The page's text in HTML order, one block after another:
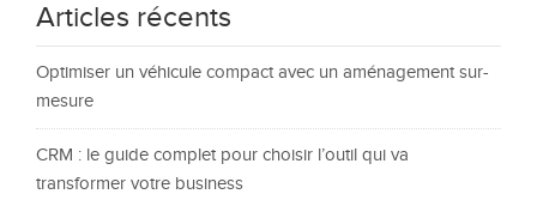
Articles récents
Optimiser un véhicule compact avec un aménagement sur-
mesure
CRM : le guide complet pour choisir l’outil qui va
transformer votre business